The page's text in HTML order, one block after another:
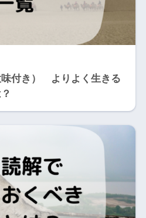
付き） よりよく生きる